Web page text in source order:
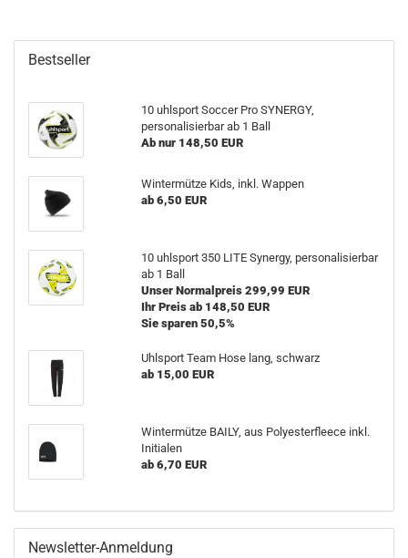
Bestseller
10 uhlsport Soccer Pro SYNERGY,
personalisierbar ab 1 Ball
Ab nur 148,50 EUR
Wintermütze Kids, inkl. Wappen
ab 6,50 EUR
10 uhlsport 350 LITE Synergy, personalisierbar
ab 1 Ball
Unser Normalpreis 299,99 EUR
Ihr Preis ab 148,50 EUR
Sie sparen 50,5%
Uhlsport Team Hose lang, schwarz
ab 15,00 EUR
Wintermütze BAILY, aus Polyesterfleece inkl.
Initialen
ab 6,70 EUR
Newsletter-Anmeldung